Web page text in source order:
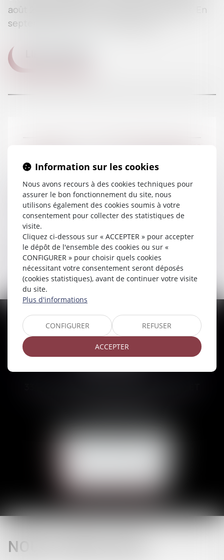
Droit de la famille
Droit de la responsabilité
Droit pénal
Droit social
ACTUALITÉS
Actualités juridiques
août 2006 de Mme B. et de M. R., son époux. En
septembre 2010, M. Z. avait assigné...
Tutelle, curatelle : comment protéger
un proche âgé vulnérable?
Droit de la famille, des personnes
<< < ... 36 37 38 39 40 41
>>
VANESSA BRUNET-
DUCOS
NOUS CONTACTER
NOUS LOCALISER
NOUS CONTACTER
Information sur les cookies
Nous avons recours à des cookies techniques pour
assurer le bon fonctionnement du site, nous
utilisons également des cookies soumis à votre
consentement pour collecter des statistiques de
visite.
Cliquez ci-dessous sur « ACCEPTER » pour accepter
le dépôt de l'ensemble des cookies ou sur «
CONFIGURER » pour choisir quels cookies
nécessitant votre consentement seront déposés
(cookies statistiques), avant de continuer votre visite
du site.
Plus d'informations
CONFIGURER REFUSER
ACCEPTER